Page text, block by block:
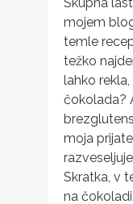
mojem
temle
težko
lahko
čokolada?
moja
Skratka, v
na